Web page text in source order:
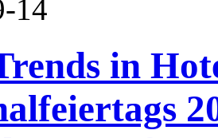
14
in